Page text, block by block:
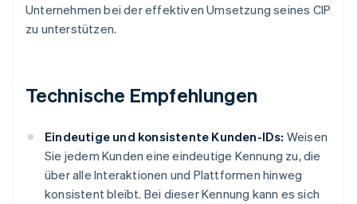
Unternehmen bei der effektiven Umsetzung seines CIP
zu unterstützen.
Technische Empfehlungen
Eindeutige und konsistente Kunden-IDs: Weisen
Sie jedem Kunden eine eindeutige Kennung zu, die
über alle Interaktionen und Plattformen hinweg
konsistent bleibt. Bei dieser Kennung kann es sich